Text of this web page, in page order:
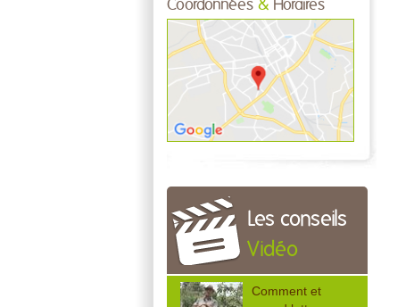
Coordonnées & Horaires
Les conseils
Vidéo
Comment et